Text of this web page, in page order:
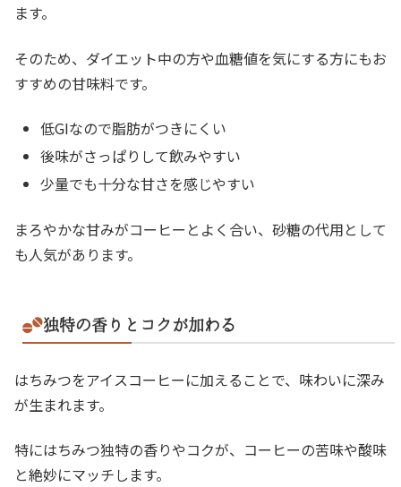
ます。
そのため、ダイエット中の方や血糖値を気にする方にもお
すすめの甘味料です。
低GIなので脂肪がつきにくい
後味がさっぱりして飲みやすい
少量でも十分な甘さを感じやすい
まろやかな甘みがコーヒーとよく合い、砂糖の代用として
も人気があります。
独特の香りとコクが加わる
はちみつをアイスコーヒーに加えることで、味わいに深み
が生まれます。
特にはちみつ独特の香りやコクが、コーヒーの苦味や酸味
と絶妙にマッチします。